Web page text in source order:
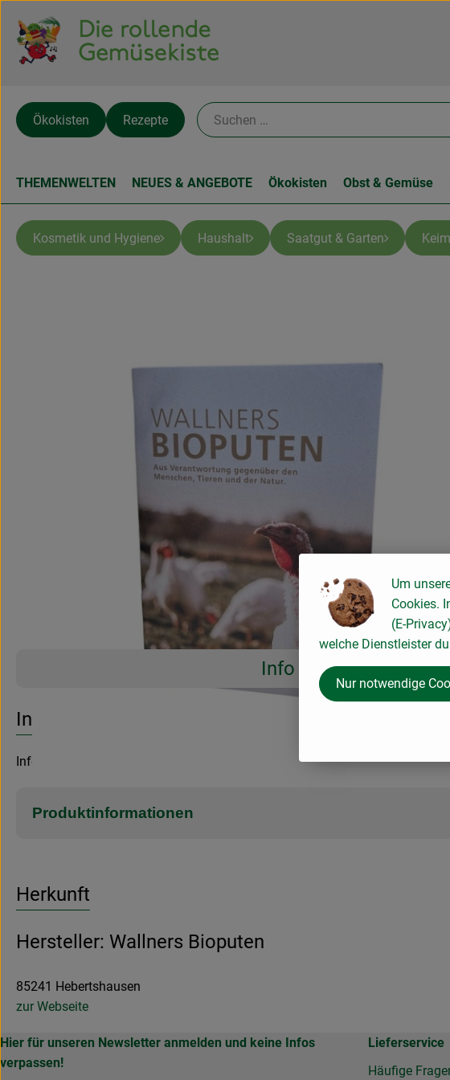
Ökokisten Rezepte
THEMENWELTEN NEUES & ANGEBOTE Ökokisten Obst & Gemüse
Kosmetik und Hygiene Haushalt Saatgut & Garten
Info
Es wurden keine
Info
Infos über unseren Putenfleisch-Lieferanten
Produktinformationen
Herkunft
Hersteller: Wallners Bioputen
85241 Hebertshausen
zur Webseite
Hier für unseren Newsletter anmelden und keine Infos
verpassen!
Lieferservice
Häufige
Um
Cookies.
(E-
welche Dienstleister
Nur notwendige